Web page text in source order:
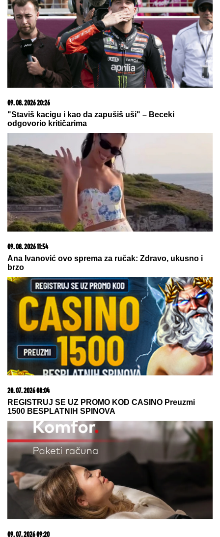
Marija (3) se igrala u dvorištu i samo je nestala: Posle
42 godine otac je pronašao, zanemeo je kada je saznao
gde je bila
05. 08. 2026 06:45
Šta dete nasleđuje od oca, a šta od majke? Sve što
treba da znate o genetici
15. 07. 2026 07:44
Većina građana izgubi novac pre nego što stigne na
letovanje - ovih 7 troškova skoro niko ne planira
09. 08. 2026 20:26
"Staviš kacigu i kao da zapušiš uši" – Beceki
odgovorio kritičarima